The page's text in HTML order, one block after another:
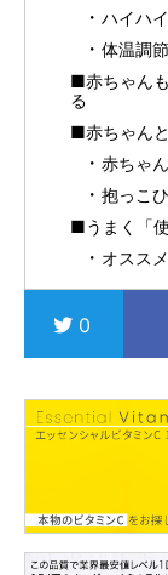
ハイハ
体温調
■赤ちゃん
る
■赤ちゃん
赤ちゃ
抱っこ
■うまく「
オスス
0